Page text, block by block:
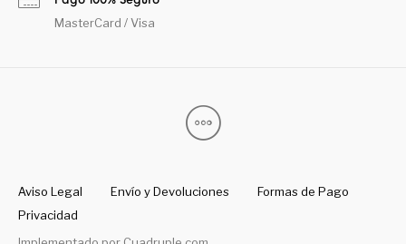
MasterCard / Visa
Aviso Legal Envío y Devoluciones
Formas de Pago
Privacidad